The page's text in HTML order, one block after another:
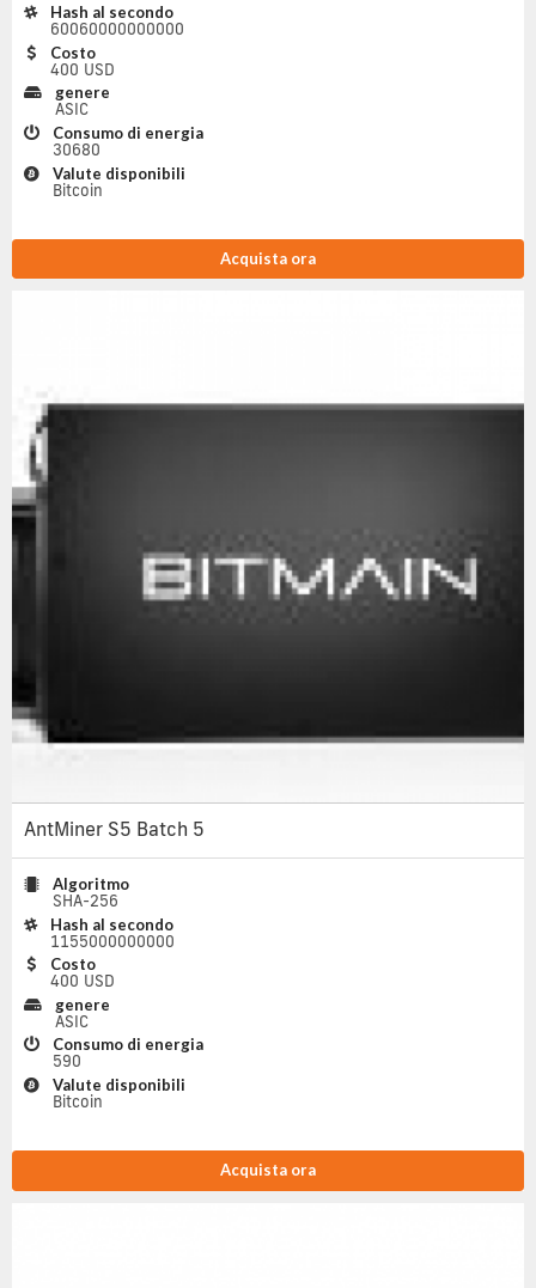
Hash al secondo
60060000000000
Costo
400 USD
genere
ASIC
Consumo di energia
30680
Valute disponibili
Bitcoin
Acquista ora
AntMiner S5 Batch 5
Algoritmo
SHA-256
Hash al secondo
1155000000000
Costo
400 USD
genere
ASIC
Consumo di energia
590
Valute disponibili
Bitcoin
Acquista ora